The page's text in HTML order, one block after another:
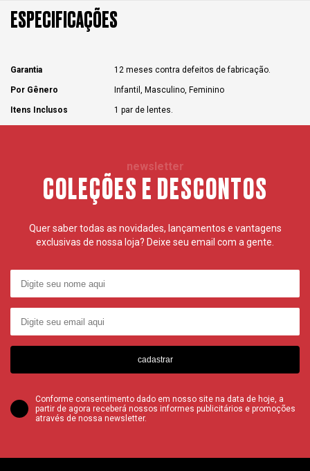
ESPECIFICAÇÕES
Garantia 12 meses contra defeitos de fabricação.
Por Gênero Infantil, Masculino, Feminino
Itens Inclusos 1 par de lentes.
newsletter
COLEÇÕES E DESCONTOS
Quer saber todas as novidades, lançamentos e vantagens
exclusivas de nossa loja? Deixe seu email com a gente.
cadastrar
Conforme consentimento dado em nosso site na data de hoje, a
partir de agora receberá nossos informes publicitários e promoções
através de nossa newsletter.